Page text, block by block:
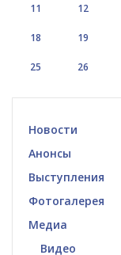
11 12
18 19
25 26
Новости
Анонсы
Выступления
Фотогалерея
Медиа
Видео